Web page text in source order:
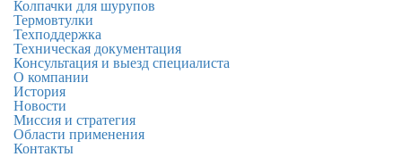
Колпачки для шурупов
Термовтулки
Техподдержка
Техническая документация
Консультация и выезд специалиста
О компании
История
Новости
Миссия и стратегия
Области применения
Контакты